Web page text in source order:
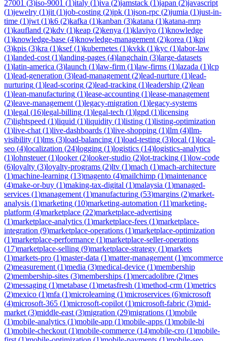
27001 (3)iso-9001 (1)italy (1)iva (2)jamstack (1)japan (2)javascript
(1)jewelry (1)jit (1)job-costing (2)jpk (1)json-rpc (2)jumia (1)just-in-
time (1)jwt (1)k6 (2)kafka (1)kanban (3)katana (1)katana-mrp
(1)kaufland (2)kdv (1)keap (2)kenya (1)klaviyo (1)knowledge
(1)knowledge-base (4)knowledge-management (2)korea (1)kpi
(3)kpis (3)kra (1)ksef(1)kubernetes (1)kvkk (1)kyc (1)labor-law
(1)landed-cost (1)landing-pages (4)langchain (3)large-datasets
(1)latin-america (3)launch (1)law-firm (1)law-firms (1)lazada (1)lcp
(1)lead-generation (3)lead-management (2)lead-nurture (1)lead-
nurturing (1)lead-scoring (2)lead-tracking (1)leadership (2)lean
(1)lean-manufacturing (1)lease-accounting (1)lease-management
(2)leave-management (1)legacy-migration (1)legacy-systems
(1)legal (16)legal-billing (1)legal-tech (1)lgpd (1)licensing
(7)lightspeed (1)liquid (1)liquidity (1)listing (1)listing-optimization
(1)live-chat (1)live-dashboards (1)live-shopping (1)llm (4)llm-
visibility (1)lms (3)load-balancing (1)load-testing (3)local (1)local-
seo (4)localization (24)logging (1)logistics (14)logistics-analytics
(1)lohnsteuer(1)looker(2)looker-studio (2)lot-tracking (1)low-code
(6)loyalty (3)loyalty-programs (2)ltv (1)mach (1)mach-architecture
(1)machine-learning (13)magento (4)mailchimp (1)maintenance
(4)make-or-buy (1)making-tax-digital (1)malaysia (1)managed-
services (1)management (1)manufacturing (53)margins (2)market-
analysis (1)marketing (10)marketing-automation (11)marketing-
platform (4)marketplace (22)marketplace-advertising
(1)marketplace-analytics (1)marketplace-fees (1)marketplace-
integration (9)marketplace-operations (1)marketplace-optimization
(1)marketplace-performance (1)marketplace-seller-operations
(17)marketplace-selling (9)marketplace-strategy (1)markets
(1)markets-pro (1)master-data (1)matter-management (1)mcommerce
(2)measurement (1)media (3)medical-device (1)membership
(2)membership-sites (3)memberships (1)mercadolibre (2)mes
(2)messaging (1)metabase (1)metasfresh (1)method-crm (1)metrics
(2)mexico (1)mfa (1)microlearning (1)microservices (6)microsoft
(4)microsoft-365 (1)microsoft-copilot (1)microsoft-fabric (3)mid-
market (3)middle-east (3)migration (29)migrations (1)mobile
(1)mobile-analytics (1)mobile-app (1)mobile-apps (1)mobile-bi
(1)mobile-checkout (1)mobile-commerce (14)mobile-cro (1)mobile-